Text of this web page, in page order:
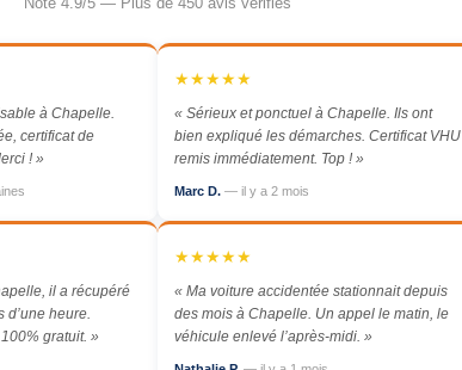
à Chapelle.
certificat de
! »
★★★★★
« Sérieux et ponctuel à Chapelle. Ils ont
bien expliqué les démarches. Certificat VHU
remis immédiatement. Top ! »
Marc D. — il y a 2 mois
il a récupéré
d’une heure.
gratuit. »
★★★★★
« Ma voiture accidentée stationnait depuis
des mois à Chapelle. Un appel le matin, le
véhicule enlevé l’après-midi. »